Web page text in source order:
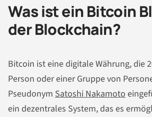
Was ist ein Bitcoin
der Blockchain?
Bitcoin ist eine digitale Währung, die
Person oder einer Gruppe von
Pseudonym Satoshi Nakamoto
ein dezentrales System, das es